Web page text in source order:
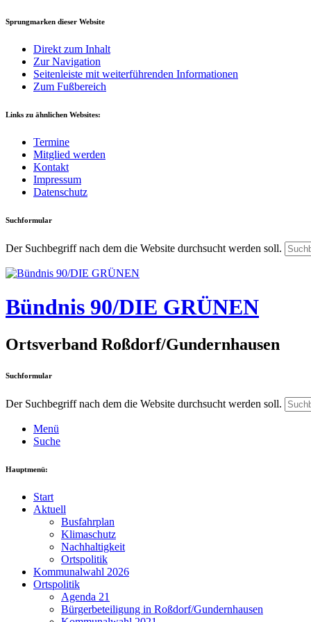
Sprungmarken dieser Website
Direkt zum Inhalt
Zur Navigation
Seitenleiste mit weiterführenden Informationen
Zum Fußbereich
Links zu ähnlichen Websites:
Termine
Mitglied werden
Kontakt
Impressum
Datenschutz
Suchformular
Der Suchbegriff nach dem die Website durchsucht werden soll.
Bündnis 90/DIE GRÜNEN
Ortsverband Roßdorf/Gundernhausen
Suchformular
Der Suchbegriff nach dem die Website durchsucht werden soll.
Menü
Suche
Hauptmenü:
Start
Aktuell
Busfahrplan
Klimaschutz
Nachhaltigkeit
Ortspolitik
Kommunalwahl 2026
Ortspolitik
Agenda 21
Bürgerbeteiligung in Roßdorf/Gundernhausen